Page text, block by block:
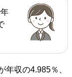
年収の4.985％、